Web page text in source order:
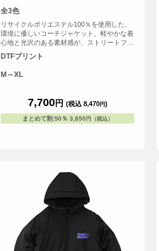
全3色
リサイクルポリエステル100％を使用した、
環境に優しいコーチジャケット。軽やかな着
心地と光沢のある素材感が、ストリートファ
ッションにマッチします。胸元や背面へのオ
リジナルプリントで、自分だけのスタイルを
ルアウターは、ブランドアイテムやアーティ
DTFプリント
M～XL
7,700円 (税込 8,470円)
まとめて割:50％ 3,850 円（税込）